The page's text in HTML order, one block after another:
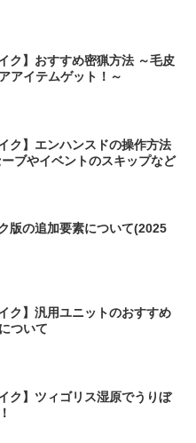
ク】おすすめ密猟方法 ～毛皮
アイテムゲット！～
ク】エンハンスドの操作方法
ーブやイベントのスキップなど
版の追加要素について(2025
ク】汎用ユニットのおすすめ
ついて
ク】ツィゴリス湿原でうりぼ